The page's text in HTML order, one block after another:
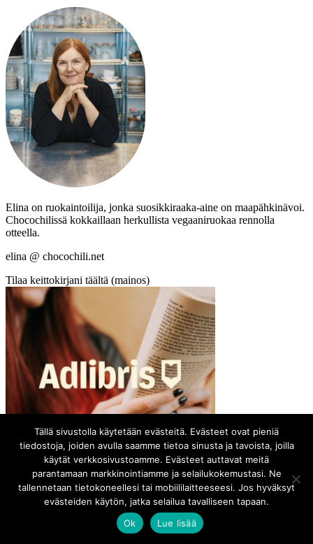
Elina on ruokaintoilija, jonka suosikkiraaka-aine on maapähkinävoi.
Chocochilissä kokkaillaan herkullista vegaaniruokaa rennolla
otteella.
elina @ chocochili.net
Tilaa keittokirjani täältä (mainos)
Osta resepti Chocochilin tukemiseksi
Tällä sivustolla käytetään evästeitä. Evästeet ovat pieniä
tiedostoja, joiden avulla saamme tietoa sinusta ja tavoista, joilla
käytät verkkosivustoamme. Evästeet auttavat meitä
parantamaan markkinointiamme ja selailukokemustasi. Ne
tallennetaan tietokoneellesi tai mobiililaitteeseesi. Jos hyväksyt
evästeiden käytön, jatka selailua tavalliseen tapaan.
Ok
Lue lisää